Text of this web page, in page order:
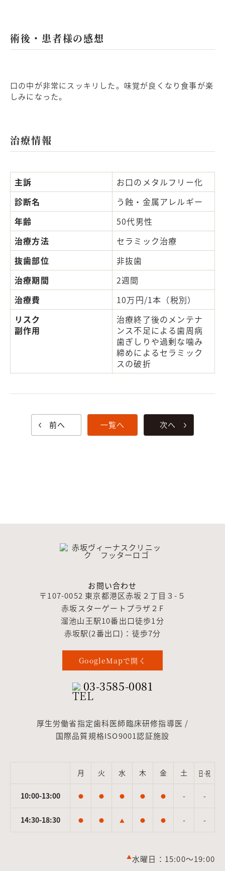
術後・患者様の感想
口の中が非常にスッキリした。味覚が良くなり食事が楽
しみになった。
治療情報
主訴
お口のメタルフリー化
診断名
う蝕・金属アレルギー
年齢
50代男性
治療方法
セラミック治療
抜歯部位
非抜歯
治療期間
2週間
治療費
10万円/1本（税別）
リスク
副作用
治療終了後のメンテナ
ンス不足による歯周病
歯ぎしりや過剰な噛み
締めによるセラミック
スの破折
前へ 一覧へ 次へ
お問い合わせ
〒107-0052 東京都港区赤坂２丁目３-５
赤坂スターゲートプラザ２F
溜池山王駅10番出口徒歩1分
赤坂駅(2番出口)：徒歩7分
GoogleMapで開く
03-3585-0081
厚生労働省指定歯科医師臨床研修指導医 /
国際品質規格ISO9001認証施設
月 火 水 木 金 土 日·祝
10:00-13:00 ● ● ● ● ● - -
14:30-18:30 ● ● ▲ ● ● - -
▲水曜日：15:00～19:00